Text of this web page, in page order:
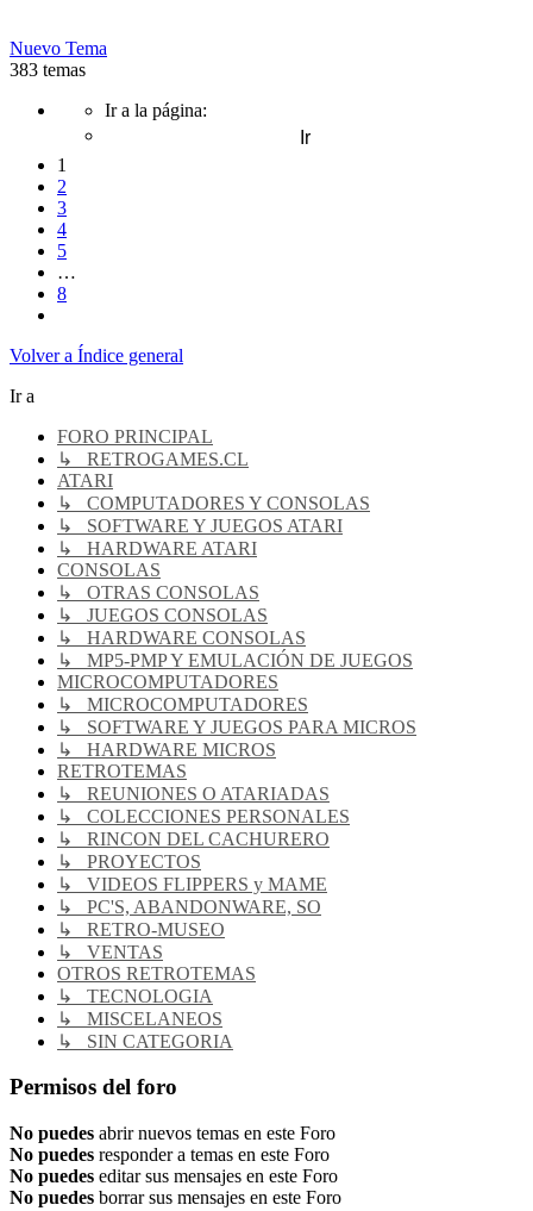
Nuevo Tema
383 temas
Página
8
Ir a la página:
1
2
3
4
5
…
8
Volver a Índice general
Ir a
FORO PRINCIPAL
↳ RETROGAMES.CL
ATARI
↳ COMPUTADORES Y CONSOLAS
↳ SOFTWARE Y JUEGOS ATARI
↳ HARDWARE ATARI
CONSOLAS
↳ OTRAS CONSOLAS
↳ JUEGOS CONSOLAS
↳ HARDWARE CONSOLAS
↳ MP5-PMP Y EMULACIÓN DE JUEGOS
MICROCOMPUTADORES
↳ MICROCOMPUTADORES
↳ SOFTWARE Y JUEGOS PARA MICROS
↳ HARDWARE MICROS
RETROTEMAS
↳ REUNIONES O ATARIADAS
↳ COLECCIONES PERSONALES
↳ RINCON DEL CACHURERO
↳ PROYECTOS
↳ VIDEOS FLIPPERS y MAME
↳ PC'S, ABANDONWARE, SO
↳ RETRO-MUSEO
↳ VENTAS
OTROS RETROTEMAS
↳ TECNOLOGIA
↳ MISCELANEOS
↳ SIN CATEGORIA
Permisos del foro
No puedes abrir nuevos temas en este Foro
No puedes responder a temas en este Foro
No puedes editar sus mensajes en este Foro
No puedes borrar sus mensajes en este Foro